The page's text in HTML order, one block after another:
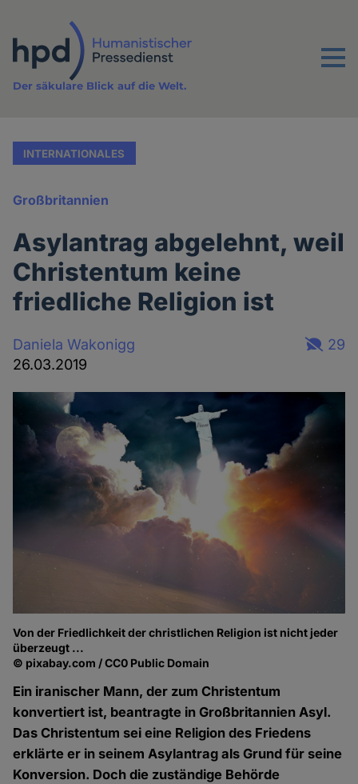
Inhalt
Menu
Der säkulare Blick auf die Welt.
INTERNATIONALES
Großbritannien
Asylantrag abgelehnt, weil
Christentum keine
friedliche Religion ist
Daniela Wakonigg
26.03.2019
29
Von der Friedlichkeit der christlichen Religion ist nicht jeder
überzeugt ...
© pixabay.com / CC0 Public Domain
Ein iranischer Mann, der zum Christentum
konvertiert ist, beantragte in Großbritannien Asyl.
Das Christentum sei eine Religion des Friedens
erklärte er in seinem Asylantrag als Grund für seine
Konversion. Doch die zuständige Behörde